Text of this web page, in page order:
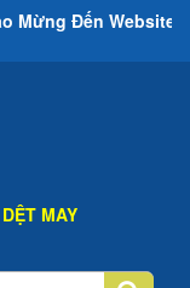
Đại Hùng Co
MAY